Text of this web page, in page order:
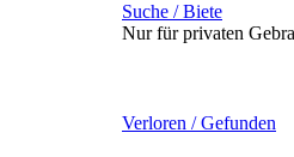
Suche / Biete
Nur für privaten
Verloren / Gefunden